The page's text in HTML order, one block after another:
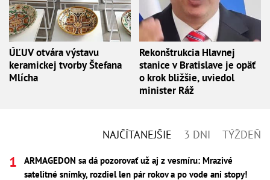
ÚĽUV otvára výstavu
keramickej tvorby Štefana
Mlícha
Rekonštrukcia Hlavnej
stanice v Bratislave je opäť
o krok bližšie, uviedol
minister Ráž
NAJČÍTANEJŠIE 3 DNI TÝŽDEŇ
ARMAGEDON sa dá pozorovať už aj z vesmíru: Mrazivé
satelitné snímky, rozdiel len pár rokov a po vode ani stopy!